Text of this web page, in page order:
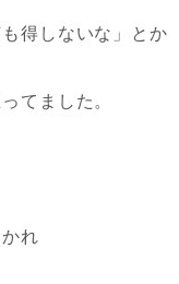
得しないな」とか
てました。
れ